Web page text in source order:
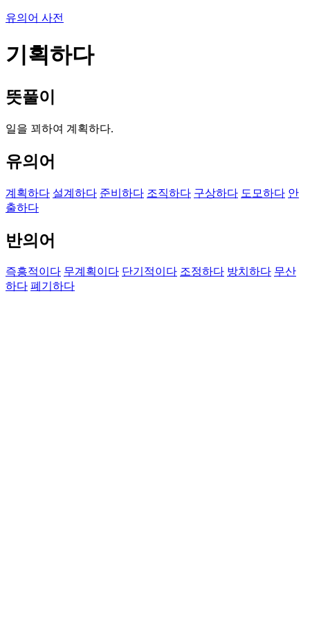
유의어 사전
기획하다
뜻풀이
일을 꾀하여 계획하다.
유의어
계획하다 설계하다 준비하다 조직하다 구상하다 도모하다 안
출하다
반의어
즉흥적이다 무계획이다 단기적이다 조정하다 방치하다 무산
하다 폐기하다